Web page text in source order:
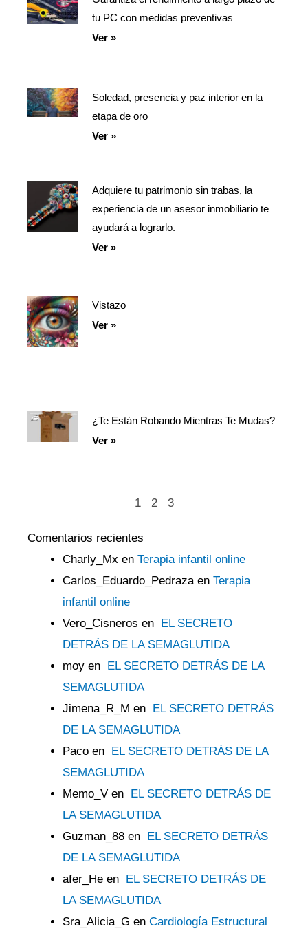
tu PC con medidas preventivas
Ver »
Soledad, presencia y paz interior en la
etapa de oro
Ver »
Adquiere tu patrimonio sin trabas, la
experiencia de un asesor inmobiliario te
ayudará a lograrlo.
Ver »
Vistazo
Ver »
¿Te Están Robando Mientras Te Mudas?
Ver »
1 2 3
Comentarios recientes
Charly_Mx en Terapia infantil online
Carlos_Eduardo_Pedrazaen Terapia
infantil online
Vero_Cisneros en
EL SECRETO
DETRÁS DE LA SEMAGLUTIDA
moy en
EL SECRETO DETRÁS DE LA
SEMAGLUTIDA
Jimena_R_M en
EL SECRETO DETRÁS
DE LA SEMAGLUTIDA
Paco en
EL SECRETO DETRÁS DE LA
SEMAGLUTIDA
Memo_V en
EL SECRETO DETRÁS DE
LA SEMAGLUTIDA
Guzman_88 en
EL SECRETO DETRÁS
DE LA SEMAGLUTIDA
afer_He en
EL SECRETO DETRÁS DE
LA SEMAGLUTIDA
Sra_Alicia_G en Cardiología Estructural